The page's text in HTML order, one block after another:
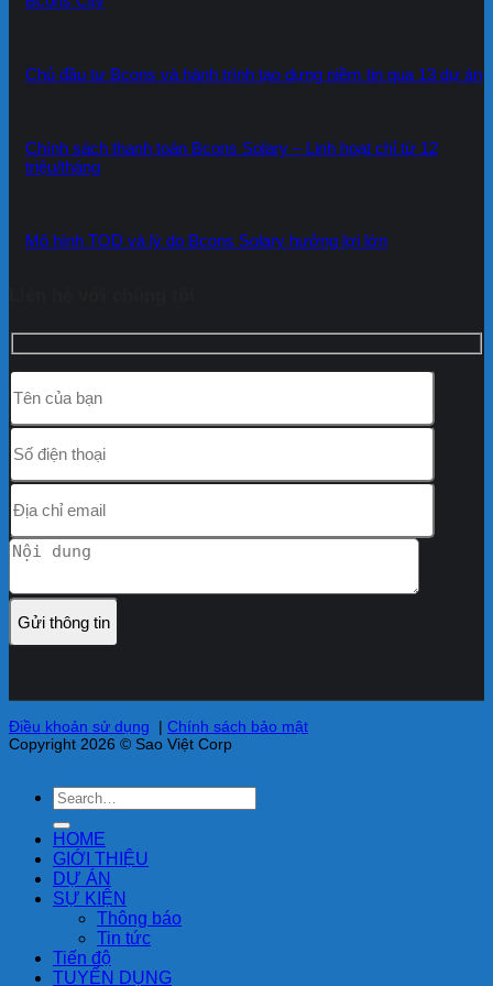
Chủ đầu tư Bcons và hành trình tạo dựng niềm tin qua 13 dự án
Chính sách thanh toán Bcons Solary – Linh hoạt chỉ từ 12
triệu/tháng
Mô hình TOD và lý do Bcons Solary hưởng lợi lớn
Điều khoản sử dụng | Chính sách bảo mật
Copyright 2026 © Sao Việt Corp
HOME
GIỚI THIỆU
DỰ ÁN
SỰ KIỆN
Thông báo
Tin tức
Tiến độ
TUYỂN DỤNG